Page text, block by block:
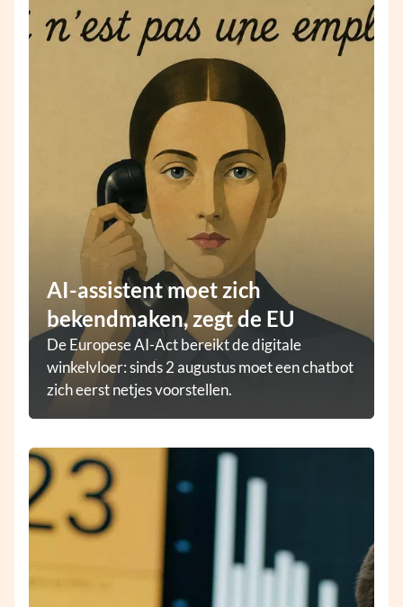
AI-assistent moet zich
bekendmaken, zegt de EU
De Europese AI-Act bereikt de digitale
winkelvloer: sinds 2 augustus moet een chatbot
zich eerst netjes voorstellen.